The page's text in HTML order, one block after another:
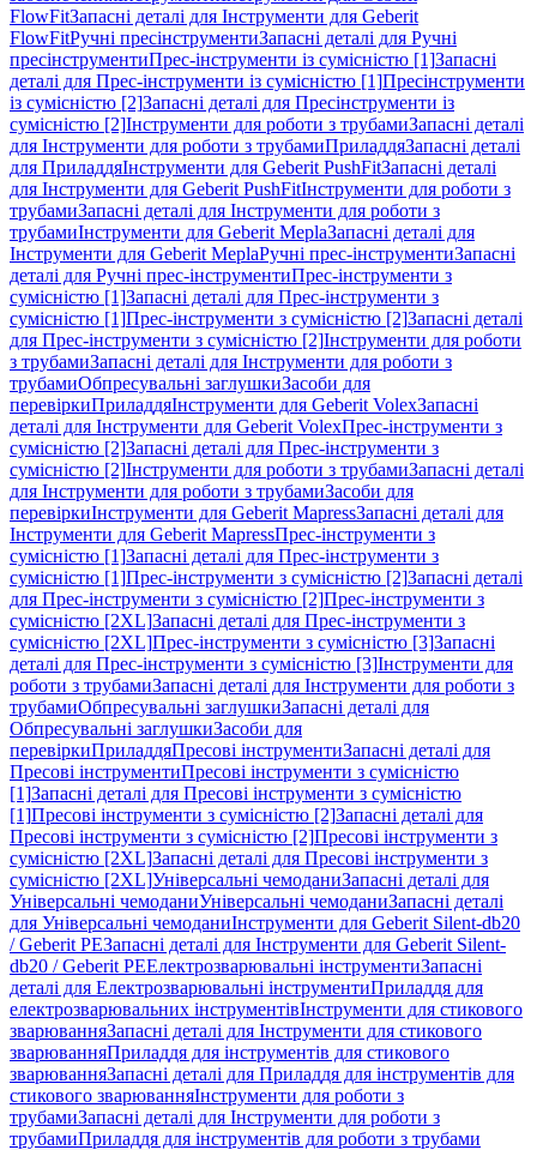
FlowFitЗапасні деталі для Інструменти для Geberit
FlowFitРучні пресінструментиЗапасні деталі для Ручні
пресінструментиПрес-інструменти із сумісністю [1]Запасні
деталі для Прес-інструменти із сумісністю [1]Пресінструменти
із сумісністю [2]Запасні деталі для Пресінструменти із
сумісністю [2]Інструменти для роботи з трубамиЗапасні деталі
для Інструменти для роботи з трубамиПриладдяЗапасні деталі
для ПриладдяІнструменти для Geberit PushFitЗапасні деталі
для Інструменти для Geberit PushFitІнструменти для роботи з
трубамиЗапасні деталі для Інструменти для роботи з
трубамиІнструменти для Geberit MeplaЗапасні деталі для
Інструменти для Geberit MeplaРучні прес-інструментиЗапасні
деталі для Ручні прес-інструментиПрес-інструменти з
сумісністю [1]Запасні деталі для Прес-інструменти з
сумісністю [1]Прес-інструменти з сумісністю [2]Запасні деталі
для Прес-інструменти з сумісністю [2]Інструменти для роботи
з трубамиЗапасні деталі для Інструменти для роботи з
трубамиОбпресувальні заглушкиЗасоби для
перевіркиПриладдяІнструменти для Geberit VolexЗапасні
деталі для Інструменти для Geberit VolexПрес-інструменти з
сумісністю [2]Запасні деталі для Прес-інструменти з
сумісністю [2]Інструменти для роботи з трубамиЗапасні деталі
для Інструменти для роботи з трубамиЗасоби для
перевіркиІнструменти для Geberit MapressЗапасні деталі для
Інструменти для Geberit MapressПрес-інструменти з
сумісністю [1]Запасні деталі для Прес-інструменти з
сумісністю [1]Прес-інструменти з сумісністю [2]Запасні деталі
для Прес-інструменти з сумісністю [2]Прес-інструменти з
сумісністю [2XL]Запасні деталі для Прес-інструменти з
сумісністю [2XL]Прес-інструменти з сумісністю [3]Запасні
деталі для Прес-інструменти з сумісністю [3]Інструменти для
роботи з трубамиЗапасні деталі для Інструменти для роботи з
трубамиОбпресувальні заглушкиЗапасні деталі для
Обпресувальні заглушкиЗасоби для
перевіркиПриладдяПресові інструментиЗапасні деталі для
Пресові інструментиПресові інструменти з сумісністю
[1]Запасні деталі для Пресові інструменти з сумісністю
[1]Пресові інструменти з сумісністю [2]Запасні деталі для
Пресові інструменти з сумісністю [2]Пресові інструменти з
сумісністю [2XL]Запасні деталі для Пресові інструменти з
сумісністю [2XL]Універсальні чемоданиЗапасні деталі для
Універсальні чемоданиУніверсальні чемоданиЗапасні деталі
для Універсальні чемоданиІнструменти для Geberit Silent-db20
/ Geberit PEЗапасні деталі для Інструменти для Geberit Silent-
db20 / Geberit PEЕлектрозварювальні інструментиЗапасні
деталі для Електрозварювальні інструментиПриладдя для
електрозварювальних інструментівІнструменти для стикового
зварюванняЗапасні деталі для Інструменти для стикового
зварюванняПриладдя для інструментів для стикового
зварюванняЗапасні деталі для Приладдя для інструментів для
стикового зварюванняІнструменти для роботи з
трубамиЗапасні деталі для Інструменти для роботи з
трубамиПриладдя для інструментів для роботи з трубами